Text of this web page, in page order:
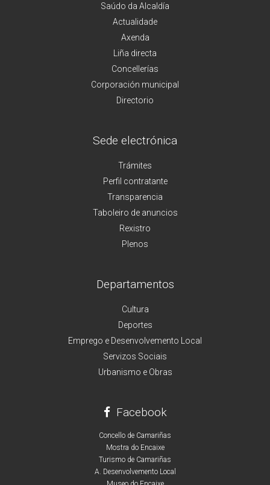
Saúdo da Alcaldía
Actualidade
Axenda
Liña directa
Concellerías
Corporación municipal
Directorio
Sede electrónica
Trámites
Perfil contratante
Transparencia
Taboleiro de anuncios
Rexistro
Plenos
Departamentos
Cultura
Deportes
Emprego e Desenvolvemento Local
Servizos Sociais
Urbanismo e Obras
Facebook
Concello de Camariñas
Mostra do Encaixe
Turismo de Camariñas
A. Desenvolvemento Local